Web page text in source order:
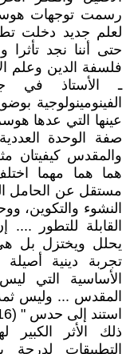
رسمت توجهات
لعلم جديد دخلت
حتى أننا نجد تأثرا
ـ الأستاذ في
الفينومينولوجية
عينها التي عدها
صفة الوحدة
والمقدس كيفيتان
هما هما مهما
مستقل عن الحامل
النشوء والتكوين،
القابلة للتطور
يحلل ويختزل بل
تجربة دينية أصيلة
الأساسية التي
المقدس ... وليس
استند إلى حدس " (16)
ذلك الأثر الكبير
التطبيقات